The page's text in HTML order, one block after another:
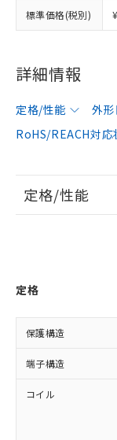
標準価格(税別)
詳細情報
定格/性能 外
RoHS/REACH対応
定格/性能
定格
保護構造
端子構造
コイル